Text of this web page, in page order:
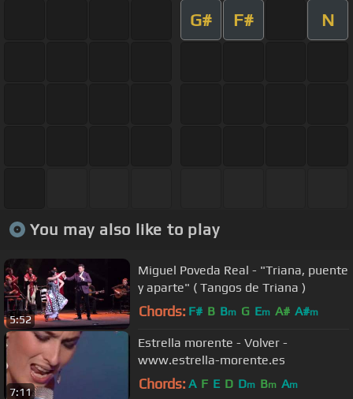
G# F# N
You may also like to play
5:52
Miguel Poveda Real - "Triana, puente
y aparte" ( Tangos de Triana )
Chords: F# B Bm G Em A# A#m
7:11
Estrella morente - Volver -
www.estrella-morente.es
Chords: A F E D Dm Bm Am